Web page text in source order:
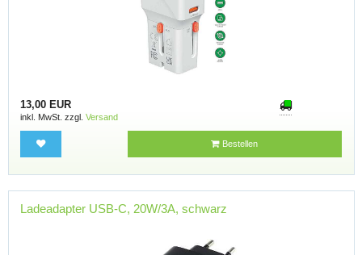
13,00 EUR
inkl. MwSt. zzgl. Versand
Bestellen
Ladeadapter USB-C, 20W/3A, schwarz